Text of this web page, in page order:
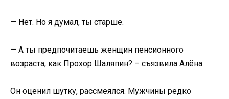
— Нет. Но я думал, ты старше.
— А ты предпочитаешь женщин пенсионного
возраста, как Прохор Шаляпин? – съязвила Алёна.
Он оценил шутку, рассмеялся. Мужчины редко